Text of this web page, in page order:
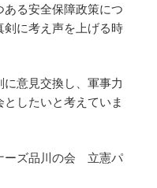
る安全保障政策につ
剣に考え声を上げる時
意見交換し、軍事力
したいと考えていま
ーズ品川の会 立憲パ